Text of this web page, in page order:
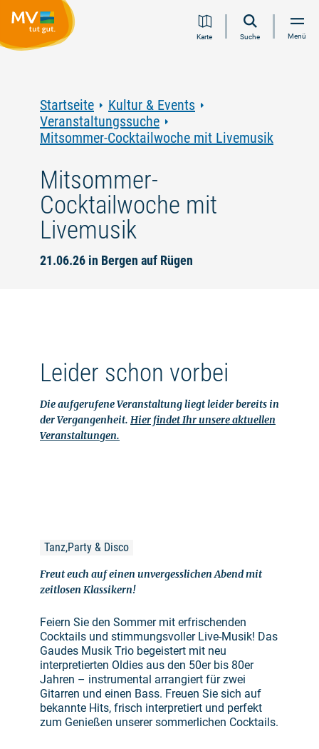
Inhalt
Navigation
Volltextsuche
FooterKarte Suche Menü
Startseite
Kultur & Events
Veranstaltungssuche
Mitsommer-Cocktailwoche mit Livemusik
Mitsommer-
Cocktailwoche mit
Livemusik
21.06.26 in Bergen auf Rügen
Leider schon vorbei
Die aufgerufene Veranstaltung liegt leider bereits in
der Vergangenheit. Hier findet Ihr unsere aktuellen
Veranstaltungen.
Tanz,Party & Disco
Freut euch auf einen unvergesslichen Abend mit
zeitlosen Klassikern!
Feiern Sie den Sommer mit erfrischenden
Cocktails und stimmungsvoller Live-Musik! Das
Gaudes Musik Trio begeistert mit neu
interpretierten Oldies aus den 50er bis 80er
Jahren – instrumental arrangiert für zwei
Gitarren und einen Bass. Freuen Sie sich auf
bekannte Hits, frisch interpretiert und perfekt
zum Genießen unserer sommerlichen Cocktails.